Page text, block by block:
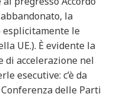
la
esplicitamente le
UE.). È evidente la
di accelerazione nel
esecutive: c’è da
delle Parti